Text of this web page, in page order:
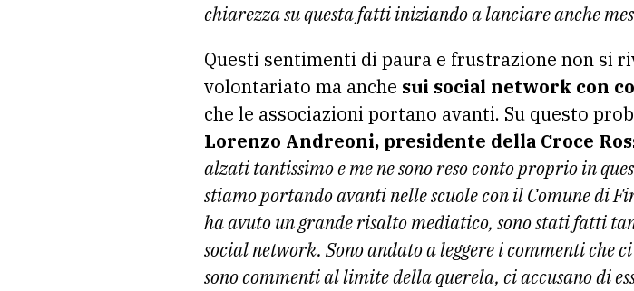
chiarezza su questa fatti iniziando a lanciare anche
Questi sentimenti di paura e frustrazione non si
volontariato ma anche sui social network con
che le associazioni portano avanti. Su questo
Lorenzo Andreoni, presidente della Croce
alzati tantissimo e me ne sono reso conto proprio in
stiamo portando avanti nelle scuole con il Comune di
ha avuto un grande risalto mediatico, sono stati fatti
social network. Sono andato a leggere i commenti che
sono commenti al limite della querela, ci accusano di